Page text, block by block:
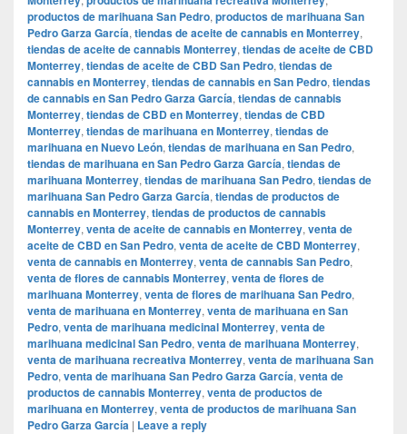
productos de marihuana San Pedro, productos de marihuana San
Pedro Garza García, tiendas de aceite de cannabis en Monterrey,
tiendas de aceite de cannabis Monterrey, tiendas de aceite de CBD
Monterrey, tiendas de aceite de CBD San Pedro, tiendas de
cannabis en Monterrey, tiendas de cannabis en San Pedro, tiendas
de cannabis en San Pedro Garza García, tiendas de cannabis
Monterrey, tiendas de CBD en Monterrey, tiendas de CBD
Monterrey, tiendas de marihuana en Monterrey, tiendas de
marihuana en Nuevo León, tiendas de marihuana en San Pedro,
tiendas de marihuana en San Pedro Garza García, tiendas de
marihuana Monterrey, tiendas de marihuana San Pedro, tiendas de
marihuana San Pedro Garza García, tiendas de productos de
cannabis en Monterrey, tiendas de productos de cannabis
Monterrey, venta de aceite de cannabis en Monterrey, venta de
aceite de CBD en San Pedro, venta de aceite de CBD Monterrey,
venta de cannabis en Monterrey, venta de cannabis San Pedro,
venta de flores de cannabis Monterrey, venta de flores de
marihuana Monterrey, venta de flores de marihuana San Pedro,
venta de marihuana en Monterrey, venta de marihuana en San
Pedro, venta de marihuana medicinal Monterrey, venta de
marihuana medicinal San Pedro, venta de marihuana Monterrey,
venta de marihuana recreativa Monterrey, venta de marihuana San
Pedro, venta de marihuana San Pedro Garza García, venta de
productos de cannabis Monterrey, venta de productos de
marihuana en Monterrey, venta de productos de marihuana San
Pedro Garza García | Leave a reply